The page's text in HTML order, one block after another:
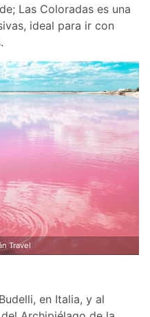
Las Coloradas es una
ideal para ir con
Travel
en Italia, y al